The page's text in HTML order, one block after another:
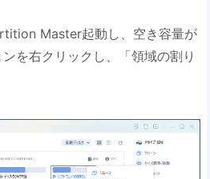
Master起動し、空き容量が
を右クリックし、「領域の割り